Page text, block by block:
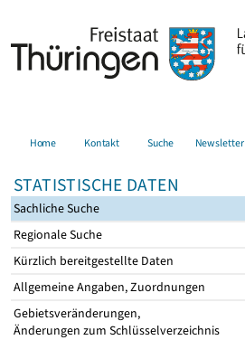
Home Kontakt Suche Newsletter
STATISTISCHE DATEN
Sachliche Suche
Regionale Suche
Kürzlich bereitgestellte Daten
Allgemeine Angaben, Zuordnungen
Gebietsveränderungen,
Änderungen zum Schlüsselverzeichnis